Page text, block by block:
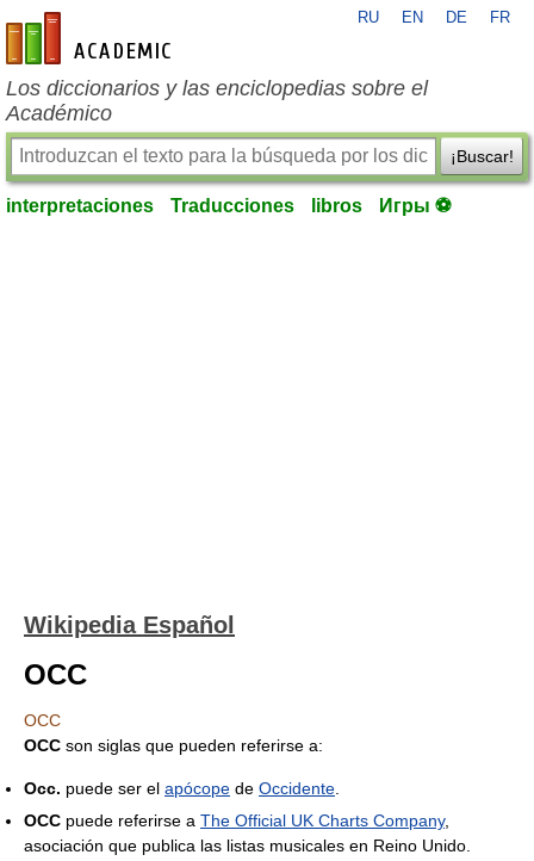
es-academic.com
RU EN DE FR
Los diccionarios y las enciclopedias sobre el
Académico
¡Buscar!
interpretaciones Traducciones libros Игры ⚽
Wikipedia Español
OCC
OCC
OCC son siglas que pueden referirse a:
Occ. puede ser el apócope de Occidente
OCC puede referirse a The Official UK Charts Company,
asociación que publica las listas musicales en Reino Unido.